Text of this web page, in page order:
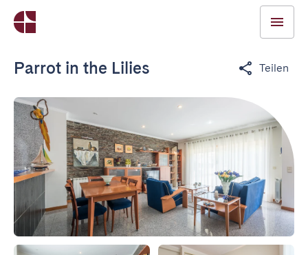
Parrot in the Lilies Teilen